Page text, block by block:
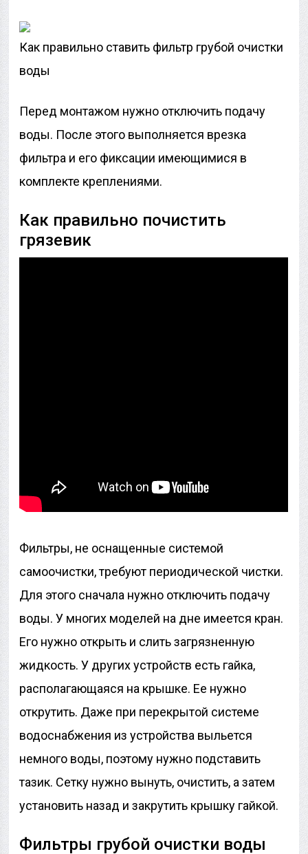
Как правильно ставить фильтр грубой очистки
воды
Перед монтажом нужно отключить подачу
воды. После этого выполняется врезка
фильтра и его фиксации имеющимися в
комплекте креплениями.
Как правильно почистить
грязевик
Фильтры, не оснащенные системой
самоочистки, требуют периодической чистки.
Для этого сначала нужно отключить подачу
воды. У многих моделей на дне имеется кран.
Его нужно открыть и слить загрязненную
жидкость. У других устройств есть гайка,
располагающаяся на крышке. Ее нужно
открутить. Даже при перекрытой системе
водоснабжения из устройства выльется
немного воды, поэтому нужно подставить
тазик. Сетку нужно вынуть, очистить, а затем
установить назад и закрутить крышку гайкой.
Фильтры грубой очистки воды